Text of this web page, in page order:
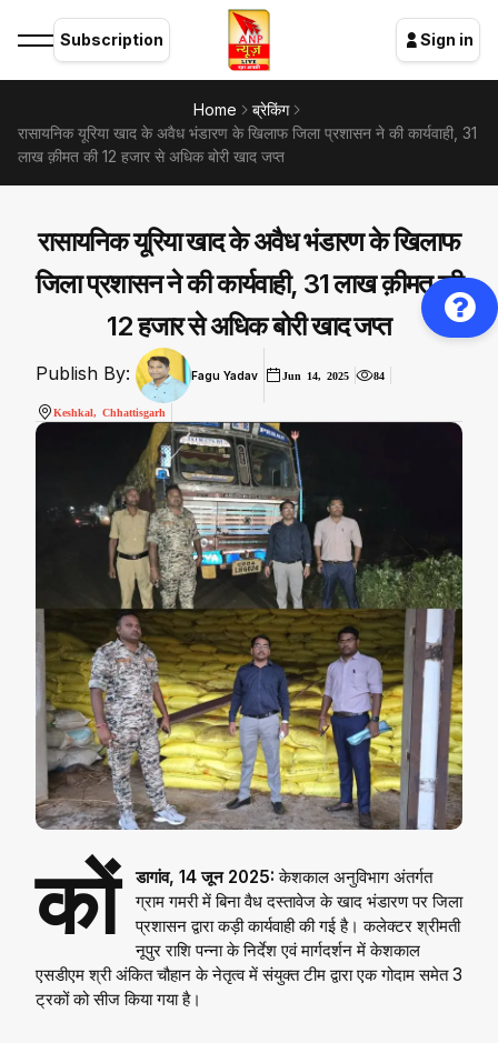
Subscription Sign in
Home
ब्रेकिंग
रासायनिक यूरिया खाद के अवैध भंडारण के खिलाफ जिला प्रशासन ने की कार्यवाही, 31
लाख क़ीमत की 12 हजार से अधिक बोरी खाद जप्त
रासायनिक यूरिया खाद के अवैध भंडारण के खिलाफ
जिला प्रशासन ने की कार्यवाही, 31 लाख क़ीमत की
12 हजार से अधिक बोरी खाद जप्त
Publish By: Fagu Yadav Jun 14, 2025 84
Keshkal, Chhattisgarh
कों डागांव, 14 जून 2025: केशकाल अनुविभाग अंतर्गत
ग्राम गमरी में बिना वैध दस्तावेज के खाद भंडारण पर जिला
प्रशासन द्वारा कड़ी कार्यवाही की गई है। कलेक्टर श्रीमती
नूपुर राशि पन्ना के निर्देश एवं मार्गदर्शन में केशकाल
एसडीएम श्री अंकित चौहान के नेतृत्व में संयुक्त टीम द्वारा एक गोदाम समेत 3
ट्रकों को सीज किया गया है।